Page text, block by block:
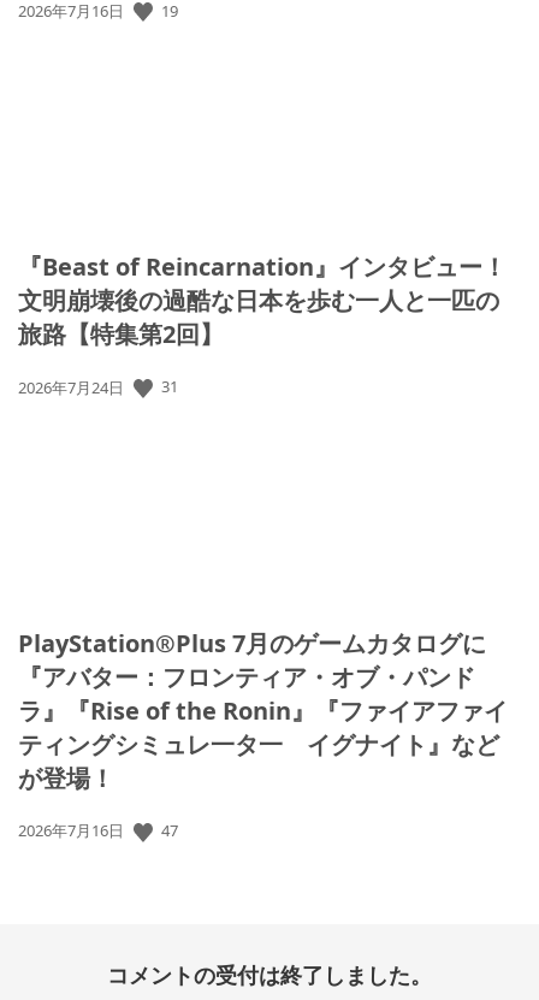
公
2026年7月16日 19
『Beast of Reincarnation』インタビュー！
文明崩壊後の過酷な日本を歩む一人と一匹の
旅路【特集第2回】
公
2026年7月24日 31
PlayStation®Plus 7月のゲームカタログに
『アバター：フロンティア・オブ・パンド
ラ』『Rise of the Ronin』『ファイアファイ
ティングシミュレ一タ一 イグナイト』など
が登場！
公
2026年7月16日 47
コメントの受付は終了しました。